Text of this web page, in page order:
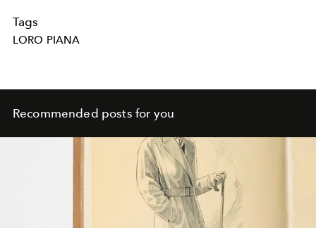
Tags
LORO PIANA
Recommended posts for you